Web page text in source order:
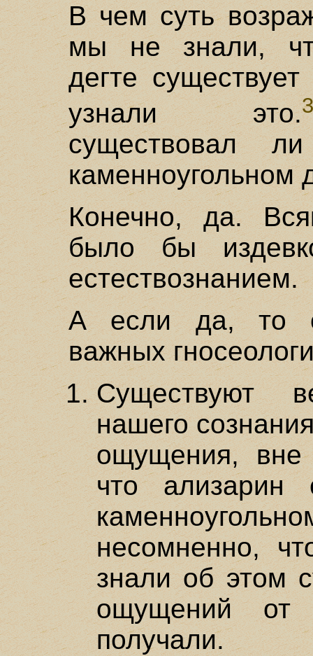
В чем суть
мы не знали,
дегте
узнали это.
существовал
каменноугольном
Конечно, да.
было бы
естествознанием.
А если да, то
важных
Существуют
нашего
ощущения, вне
что ализарин
несомненно,
знали об этом
ощущений от
получали.